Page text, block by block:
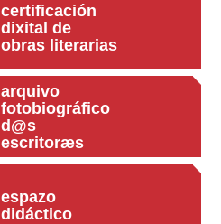
certificación
dixital de
obras literarias
arquivo
fotobiográfico
d@s
escritoræs
espazo
didáctico